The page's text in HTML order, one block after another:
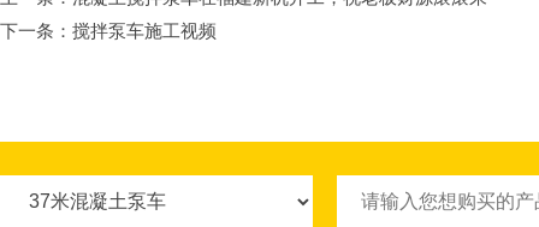
下一条： 搅拌泵车施工视频